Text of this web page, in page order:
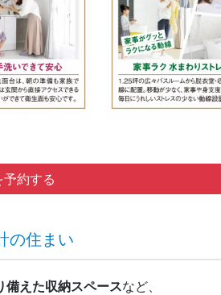
予約する
の住まい
備えた収納スペースなど、